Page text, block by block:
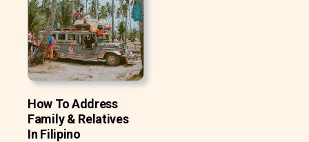
How To Address
Family & Relatives
In Filipino